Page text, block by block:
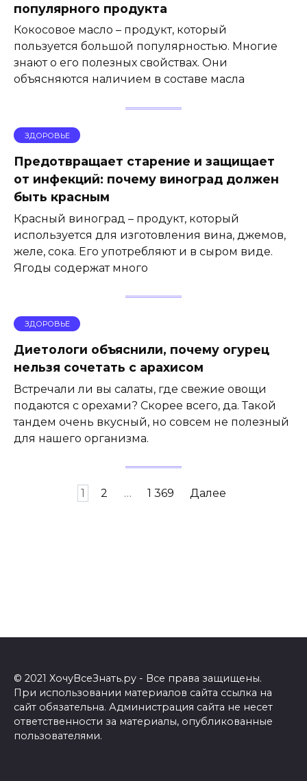
популярного продукта
Кокосовое масло – продукт, который
пользуется большой популярностью. Многие
знают о его полезных свойствах. Они
объясняются наличием в составе масла
ЗДОРОВЬЕ
Предотвращает старение и защищает
от инфекций: почему виноград должен
быть красным
Красный виноград – продукт, который
используется для изготовления вина, джемов,
желе, сока. Его употребляют и в сыром виде.
Ягоды содержат много
ЗДОРОВЬЕ
Диетологи объяснили, почему огурец
нельзя сочетать с арахисом
Встречали ли вы салаты, где свежие овощи
подаются с орехами? Скорее всего, да. Такой
тандем очень вкусный, но совсем не полезный
для нашего организма.
1 2 … 1 369 Далее
© 2021 ХочуВсеЗнать.ру - Все права защищены.
При использовании материалов сайта ссылка на
сайт обязательна. Администрация сайта не несет
ответственности за материалы, опубликованные
пользователями.